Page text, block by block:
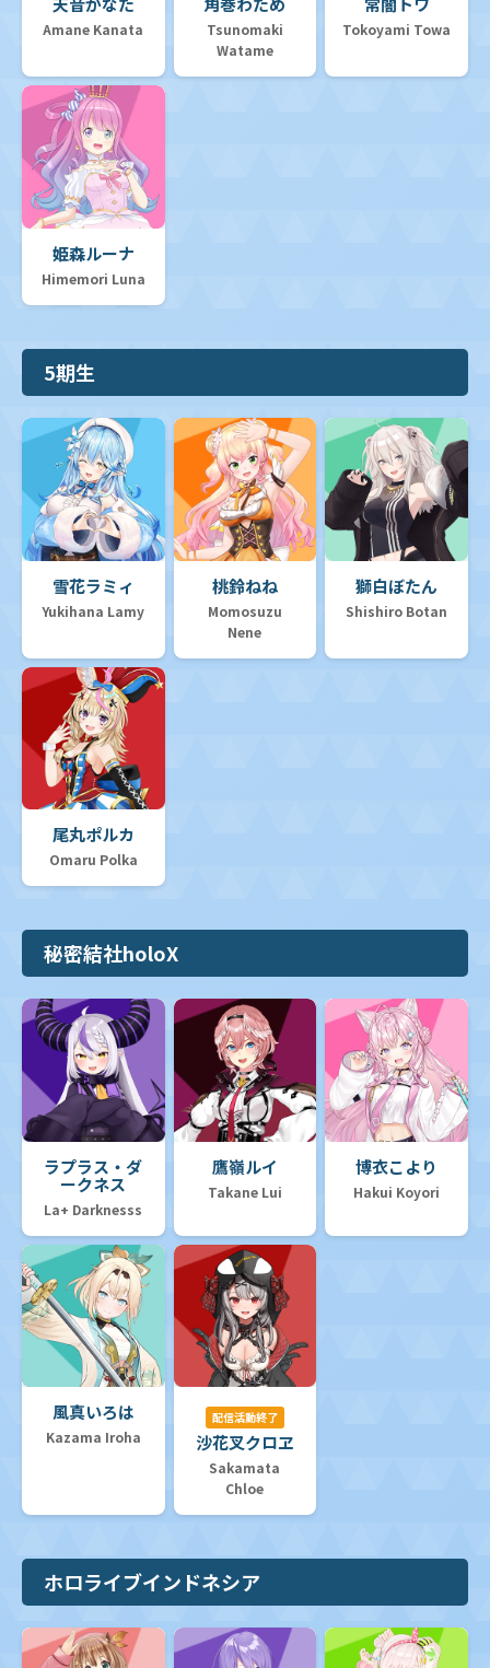
Amane Kanata
Tsunomaki
Watame
Tokoyami Towa
姫森ルーナ
Himemori Luna
5期生
雪花ラミィ
Yukihana Lamy
桃鈴ねね
Momosuzu
Nene
獅白ぼたん
Shishiro Botan
尾丸ポルカ
Omaru Polka
秘密結社holoX
ラプラス・ダ
ークネス
La+ Darknesss
鷹嶺ルイ
Takane Lui
博衣こより
Hakui Koyori
風真いろは
Kazama Iroha
配信活動終了
沙花叉クロヱ
Sakamata
Chloe
ホロライブインドネシア